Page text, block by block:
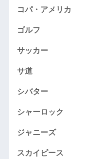
コパ・アメリカ
ゴルフ
サッカー
サ道
シバター
シャーロック
ジャニーズ
スカイピース